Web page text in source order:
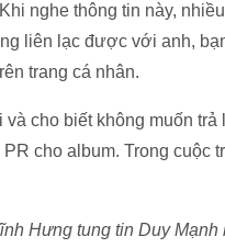
nghe thông tin này,
liên lạc được với anh,
trang cá nhân.
cho biết không muốn
cho album. Trong cuộc
Hưng tung tin Duy